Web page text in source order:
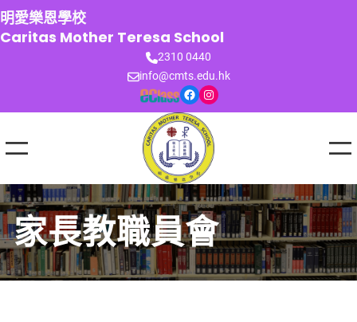
跳
至
主
明愛樂恩學校
Caritas Mother Teresa School
2310 0440
info@cmts.edu.hk
Facebook Instagram
家長教職員會